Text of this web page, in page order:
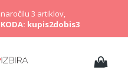
3 artiklov,
KODA: kupis2dobis3